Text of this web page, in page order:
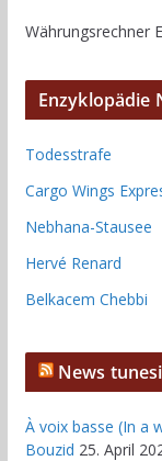
Währungsrechner
Enzyklopädie
Todesstrafe
Cargo Wings
Nebhana-Stausee
Hervé Renard
Belkacem Chebbi
News
À voix basse (In a
Bouzid 25. April